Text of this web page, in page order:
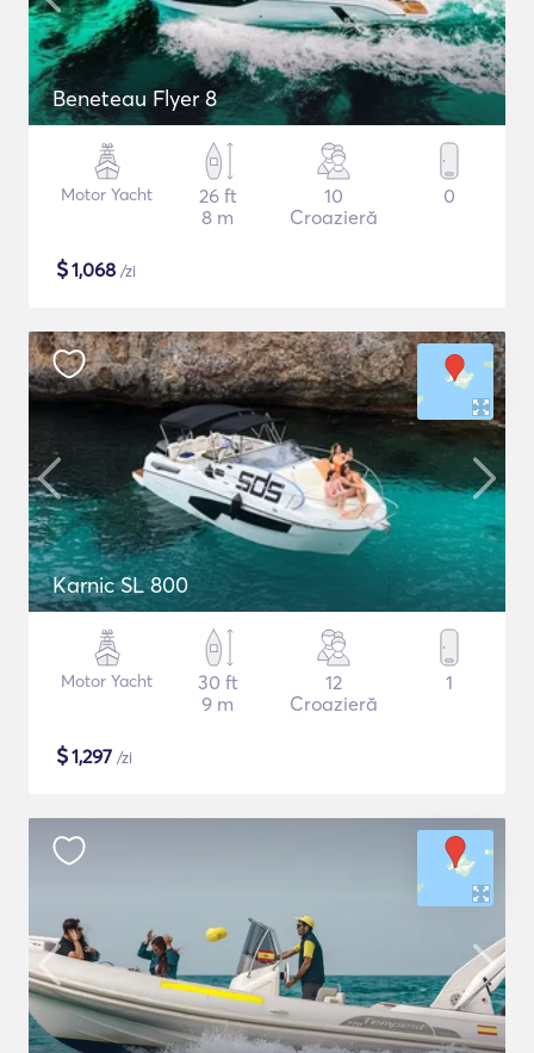
Beneteau Flyer 8
Motor Yacht
26 ft
8 m
10
Croazieră
0
$1,068 /zi
Karnic SL 800
Motor Yacht
30 ft
9 m
12
Croazieră
1
$1,297 /zi